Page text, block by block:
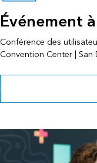
Événement
Conférence des
Convention Center |
Explorer la page des